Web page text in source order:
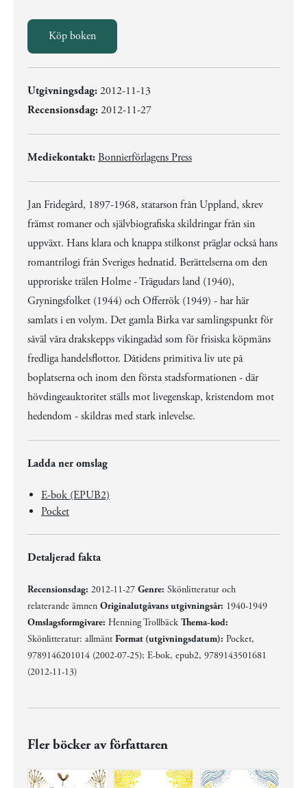
Köp boken
Utgivningsdag:2012-11-13
Recensionsdag:2012-11-27
Mediekontakt: Bonnierförlagens Press
Jan Fridegård, 1897-1968, statarson från Uppland, skrev
främst romaner och självbiografiska skildringar från sin
uppväxt. Hans klara och knappa stilkonst präglar också hans
romantrilogi från Sveriges hednatid. Berättelserna om den
upproriske trälen Holme - Trägudars land (1940),
Gryningsfolket (1944) och Offerrök (1949) - har här
samlats i en volym. Det gamla Birka var samlingspunkt för
såväl våra drakskepps vikingadåd som för frisiska köpmäns
fredliga handelsflottor. Dåtidens primitiva liv ute på
boplatserna och inom den första stadsformationen - där
hövdingeauktoritet ställs mot livegenskap, kristendom mot
hedendom - skildras med stark inlevelse.
Ladda ner omslag
E-bok (EPUB2)
Pocket
Detaljerad fakta
Recensionsdag: 2012-11-27 Genre: Skönlitteratur och
relaterande ämnen Originalutgåvans utgivningsår: 1940-1949
Omslagsformgivare: Henning Trollbäck Thema-kod:
Skönlitteratur: allmänt Format (utgivningsdatum): Pocket,
9789146201014 (2002-07-25); E-bok, epub2, 9789143501681
(2012-11-13)
Fler böcker av författaren